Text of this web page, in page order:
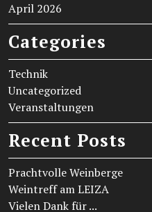
April 2026
Categories
Technik
Uncategorized
Veranstaltungen
Recent Posts
Prachtvolle Weinberge
Weintreff am LEIZA
Vielen Dank für ...